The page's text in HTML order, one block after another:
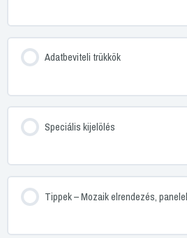
Adatbeviteli trükkök
Speciális kijelölés
Tippek – Mozaik elrendezés,